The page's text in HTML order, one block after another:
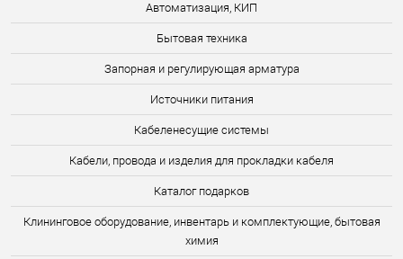
Автоматизация, КИП
Бытовая техника
Запорная и регулирующая арматура
Источники питания
Кабеленесущие системы
Кабели, провода и изделия для прокладки кабеля
Каталог подарков
Клининговое оборудование, инвентарь и комплектующие, бытовая
химия